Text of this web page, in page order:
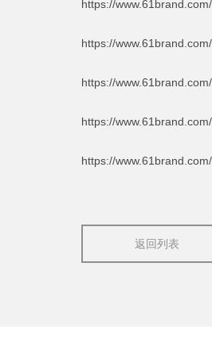
https://
https://
https://
https://
https://
返回列表